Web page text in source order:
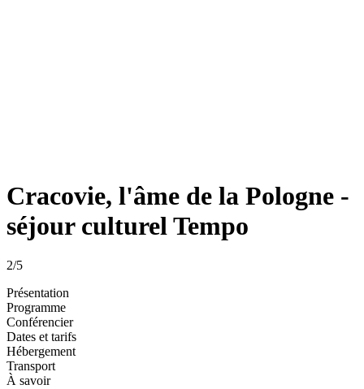
Cracovie, l'âme de la Pologne -
séjour culturel Tempo
2/5
Présentation
Programme
Conférencier
Dates et tarifs
Hébergement
Transport
À savoir